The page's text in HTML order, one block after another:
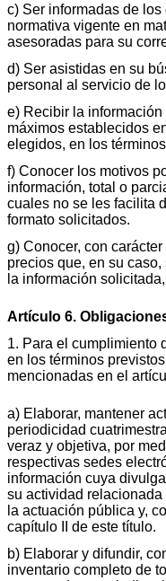
c) Ser informadas de
normativa vigente en
asesoradas para su
d) Ser asistidas en su
personal al servicio de
e) Recibir la
máximos establecidos
elegidos, en los
f) Conocer los motivos
información, total o
cuales no se les facilita
formato solicitados.
g) Conocer, con
precios que, en su
la información
Artículo 6.
1. Para el cumplimiento
en los términos
mencionadas en el
a) Elaborar, mantener
periodicidad
veraz y objetiva, por
respectivas sedes
información cuya
su actividad
la actuación pública y,
capítulo II de este título.
b) Elaborar y difundir,
inventario completo de